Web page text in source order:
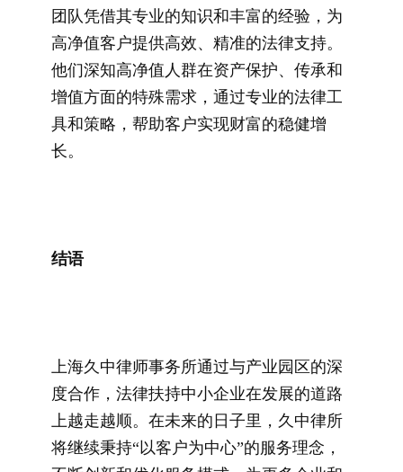
团队凭借其专业的知识和丰富的经验，为
高净值客户提供高效、精准的法律支持。
他们深知高净值人群在资产保护、传承和
增值方面的特殊需求，通过专业的法律工
具和策略，帮助客户实现财富的稳健增
长。
结语
上海久中律师事务所通过与产业园区的深
度合作，法律扶持中小企业在发展的道路
上越走越顺。在未来的日子里，久中律所
将继续秉持“以客户为中心”的服务理念，